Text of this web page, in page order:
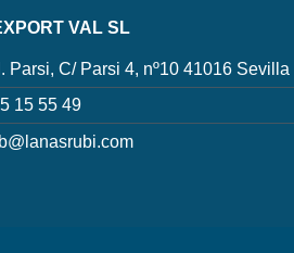
VAL SL
Parsi, C/ Parsi 4, nº10 41016 Sevilla
15 55 49